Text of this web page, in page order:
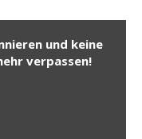
und keine
verpassen!